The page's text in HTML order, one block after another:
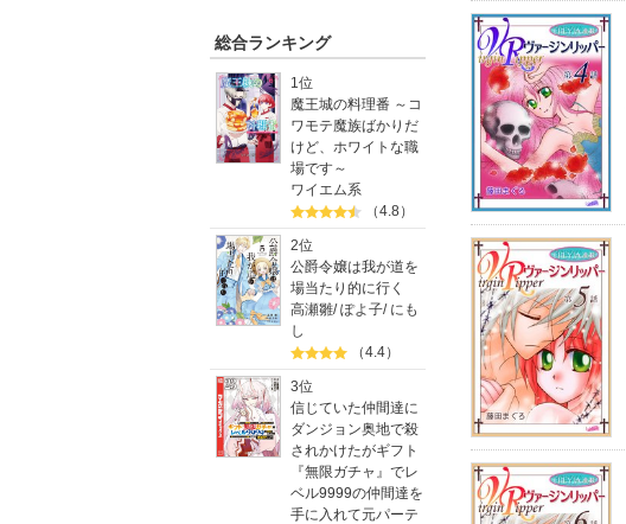
総合ランキング
1位
魔王城の料理番 ～コ
ワモテ魔族ばかりだ
けど、ホワイトな職
場です～
ワイエム系
（4.8）
2位
公爵令嬢は我が道を
場当たり的に行く
高瀬雛/ぽよ子/ にも
し
（4.4）
3位
信じていた仲間達に
ダンジョン奥地で殺
されかけたがギフト
『無限ガチャ』でレ
ベル9999の仲間達を
手に入れて元パーテ